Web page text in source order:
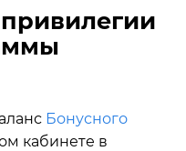
Бонусного
кабинете в